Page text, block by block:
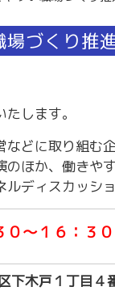
談（無料窓口相談）
ー
7年3月31日計画
国民年金基金
づくり推
します。
どに取り組む
ほか、働きや
ディスカッショ
０～１６：３０
下木戸１丁目４